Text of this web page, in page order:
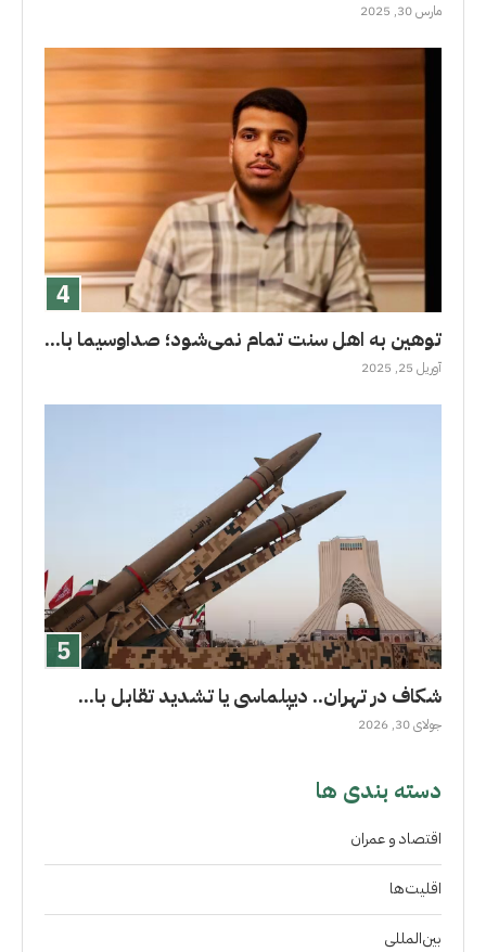
مارس 30, 2025
توهین به اهل سنت تمام نمی‌شود؛ صداوسیما با...
آوریل 25, 2025
شکاف در تهران.. دیپلماسی یا تشدید تقابل با...
جولای 30, 2026
دسته بندی ها
اقتصاد و عمران
اقلیت‌ها
بین‌المللی